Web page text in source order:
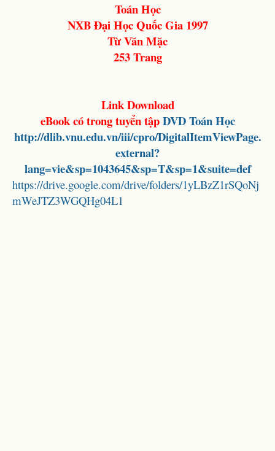
Toán Học
NXB Đại Học Quốc Gia 1997
Từ Văn Mặc
253 Trang
Link Download
eBook có trong tuyển tậpDVD Toán Học
http://dlib.vnu.edu.vn/iii/cpro/DigitalItemViewPage.
external?
lang=vie&sp=1043645&sp=T&sp=1&suite=def
https://drive.google.com/drive/folders/1yLBzZ1rSQoNj
mWeJTZ3WGQHg04L1